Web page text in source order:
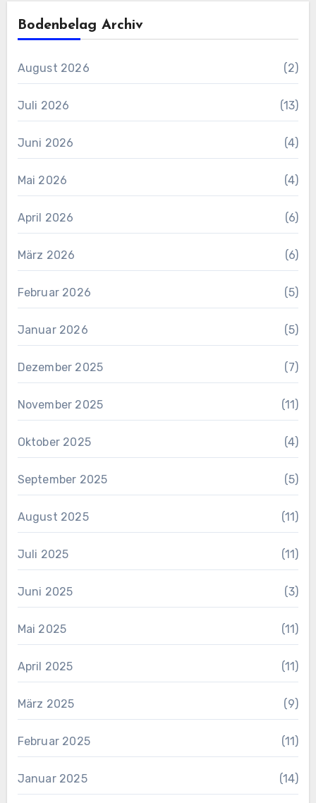
Bodenbelag Archiv
August 2026 (2)
Juli 2026 (13)
Juni 2026 (4)
Mai 2026 (4)
April 2026 (6)
März 2026 (6)
Februar 2026 (5)
Januar 2026 (5)
Dezember 2025 (7)
November 2025 (11)
Oktober 2025 (4)
September 2025 (5)
August 2025 (11)
Juli 2025 (11)
Juni 2025 (3)
Mai 2025 (11)
April 2025 (11)
März 2025 (9)
Februar 2025 (11)
Januar 2025 (14)